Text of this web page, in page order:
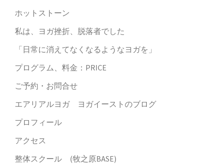
ホットストーン
私は、ヨガ挫折、脱落者でした
「日常に消えてなくなるようなヨガを」
プログラム、料金：PRICE
ご予約・お問合せ
エアリアルヨガ ヨガイーストのブログ
プロフィール
アクセス
整体スクール (牧之原BASE)